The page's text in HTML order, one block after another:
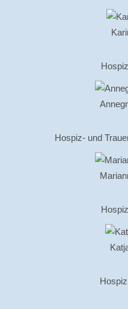
Hospiz- und